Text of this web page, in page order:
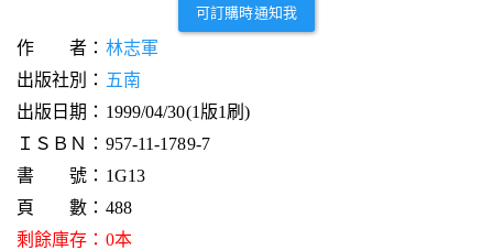
可訂購時通知我
作 者： 林志軍
出版社別： 五南
出版日期：1999/04/30(1版1刷)
ＩＳＢＮ：957-11-1789-7
書 號：1G13
頁 數：488
剩餘庫存：0本